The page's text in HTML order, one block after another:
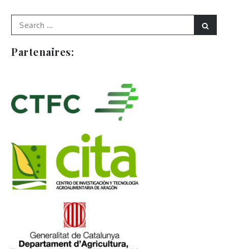
Search
for:
Partenaires: